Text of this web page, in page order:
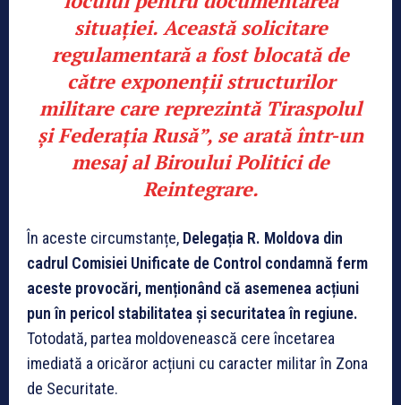
situației. Această solicitare
regulamentară a fost blocată de
către exponenții structurilor
militare care reprezintă Tiraspolul
și Federația Rusă”, se arată într-un
mesaj al Biroului Politici de
Reintegrare.
În aceste circumstanțe, Delegația R. Moldova din
cadrul Comisiei Unificate de Control condamnă ferm
aceste provocări, menționând că asemenea acțiuni
pun în pericol stabilitatea și securitatea în regiune.
Totodată, partea moldovenească cere încetarea
imediată a oricăror acțiuni cu caracter militar în Zona
de Securitate.